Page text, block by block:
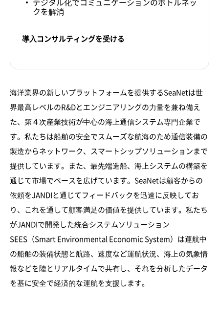
クを解消
導入コンサルティングを受ける
海洋業界の新しいプラットフォームを提供するSeaNetは世
界最高レベルのR&Dとエンジニアリングの力量を兼ね備え
た、第４次産業技術が中心の海上通信システム専門企業で
す。私たちは船舶の安全でスムーズな航海のため通信装備の
製造からネットワーク、スマートシップソリューションまで
提供しています。また、最先端造船、海上システムの構築を
通じて市場でベースを広げています。SeaNetは顧客からの
依頼をJANDIと通じてフィードバックを迅速に反映してお
り、これを通して顧客満足の価値を提供しています。私たち
がJANDIで開発した統合システムソリューション
SEES（Smart Environmental Economic System）は運航中
の船舶の装備状態と航路、速度など運航状況、海上の気象情
報などを陸とリアルタイムで共有し、それを分析したデータ
を基に安全で経済的な運航を支援します。